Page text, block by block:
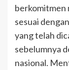
berkomitmen
sesuai
yang telah
sebelumnya
nasional.